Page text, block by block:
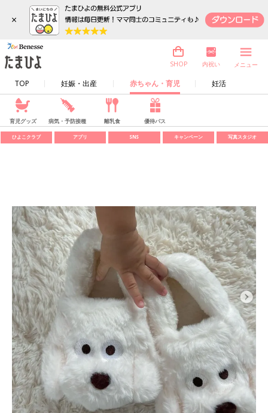
×
TOP 妊娠・出産 赤ちゃん・育児 妊活
SHOP 内祝い メニュー
育児グッズ 病気・予防接種 離乳食 優待パス
ひよこクラブ アプリ SNS キャンペーン 写真スタジオ